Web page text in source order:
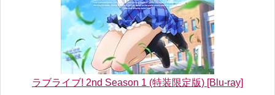
ラブライブ! 2nd Season 1 (特装限定版) [Blu-ray]